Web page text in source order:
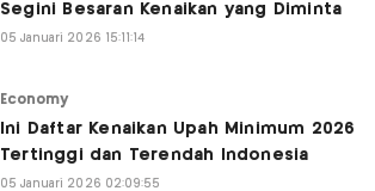
Segini Besaran Kenaikan yang Diminta
05 Januari 2026 15:11:14
Economy
Ini Daftar Kenaikan Upah Minimum 2026
Tertinggi dan Terendah Indonesia
05 Januari 2026 02:09:55